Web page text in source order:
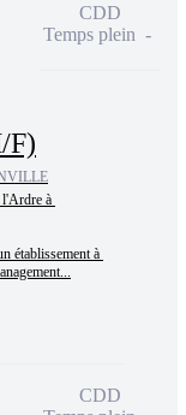
F)
à
établissement à
CDD
Temps plein
CDD